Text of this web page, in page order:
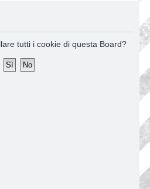
tutti i cookie di questa Board?